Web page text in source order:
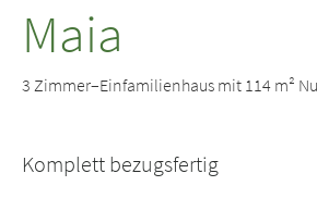
Maia
3 Zimmer–Einfamilienhaus mit 114 m²
Komplett bezugsfertig